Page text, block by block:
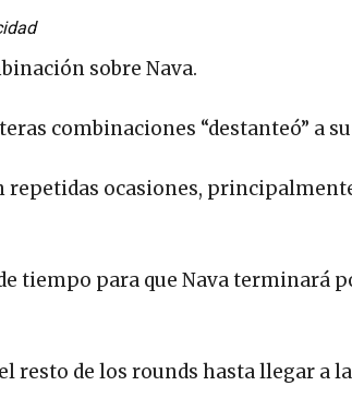
sobre Nava.
combinaciones “destanteó” a
repetidas ocasiones,
tiempo para que Nava terminará
resto de los rounds hasta llegar a